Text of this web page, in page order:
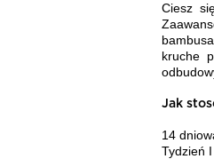
Ciesz
kruche
Jak
14
Tydzień